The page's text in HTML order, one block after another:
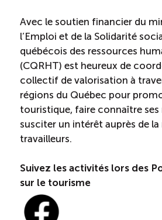
Initiatives
Diagnostic régional Nord-du-
touristiques
Valorisation des métiers et
Avec le soutien financier du
l’Emploi et de la Solidarité
québécois des ressources
(CQRHT) est heureux de
collectif de valorisation à
régions du Québec pour
touristique, faire connaître ses
susciter un intérêt auprès de la
travailleurs.
Suivez les activités lors des
sur le tourisme